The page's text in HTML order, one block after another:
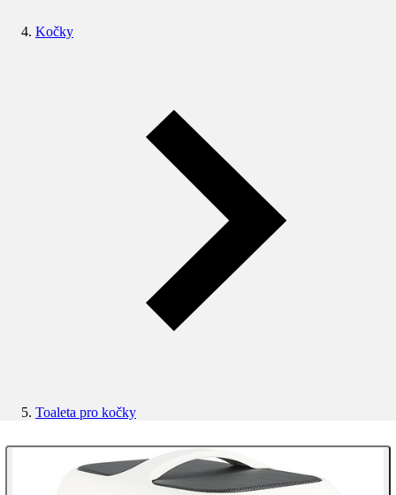
Kočky
Toaleta pro kočky